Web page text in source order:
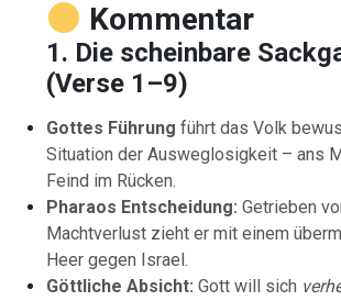
Kommentar
1. Die scheinbare
(Verse 1–9)
Gottes Führung führt das Volk
Situation der Ausweglosigkeit – ans
Feind im Rücken.
Pharaos Entscheidung: Getrieben
Machtverlust zieht er mit einem
Heer gegen Israel.
Göttliche Absicht: Gott will sich